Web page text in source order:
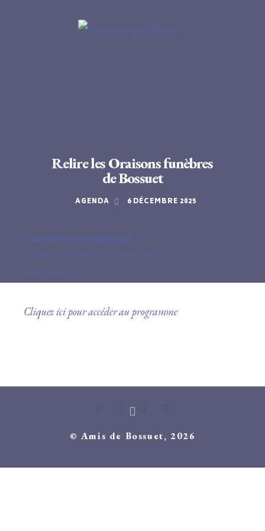
Relire les Oraisons funèbres
de Bossuet
AGENDA 6 DÉCEMBRE 2025
Samedi 5 décembre 2025
17, rue de la Sorbonne, 75005 Paris
Salle Bourjac
Cliquez ici pour accéder au programme
© Amis de Bossuet, 2020
© Amis de Bossuet, 2026